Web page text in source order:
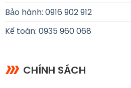
Bảo hành: 0916 902 912
Kế toán: 0935 960 068
CHÍNH SÁCH